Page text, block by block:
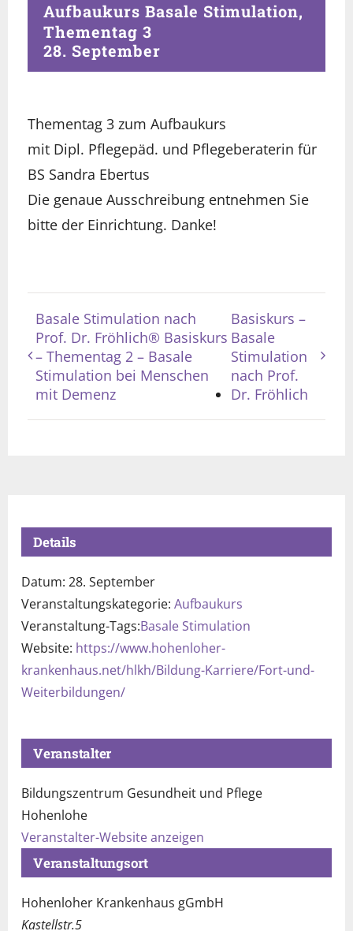
Aufbaukurs Basale Stimulation,
Thementag 3
28. September
Thementag 3 zum Aufbaukurs
mit Dipl. Pflegepäd. und Pflegeberaterin für
BS Sandra Ebertus
Die genaue Ausschreibung entnehmen Sie
bitte der Einrichtung. Danke!
Basale Stimulation nach
Prof. Dr. Fröhlich® Basiskurs
– Thementag 2 – Basale
Stimulation bei Menschen
mit Demenz
Basiskurs –
Basale
Stimulation
nach Prof.
Dr. Fröhlich
Details
Datum: 28. September
Veranstaltungskategorie: Aufbaukurs
Veranstaltung-Tags:Basale Stimulation
Website: https://www.hohenloher-
krankenhaus.net/hlkh/Bildung-Karriere/Fort-und-
Weiterbildungen/
Veranstaltungsort
Hohenloher Krankenhaus gGmbH
Kastellstr.5
Veranstalter
Bildungszentrum Gesundheit und Pflege
Hohenlohe
Veranstalter-Website anzeigen